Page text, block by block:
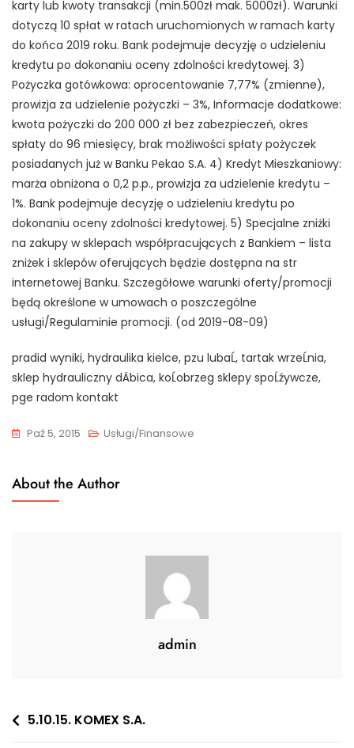
karty lub kwoty transakcji (min.500zł mak. 5000zł). Warunki
dotyczą 10 spłat w ratach uruchomionych w ramach karty
do końca 2019 roku. Bank podejmuje decyzję o udzieleniu
kredytu po dokonaniu oceny zdolności kredytowej. 3)
Pożyczka gotówkowa: oprocentowanie 7,77% (zmienne),
prowizja za udzielenie pożyczki – 3%, Informacje dodatkowe:
kwota pożyczki do 200 000 zł bez zabezpieczeń, okres
spłaty do 96 miesięcy, brak możliwości spłaty pożyczek
posiadanych już w Banku Pekao S.A. 4) Kredyt Mieszkaniowy:
marża obniżona o 0,2 p.p., prowizja za udzielenie kredytu –
1%. Bank podejmuje decyzję o udzieleniu kredytu po
dokonaniu oceny zdolności kredytowej. 5) Specjalne zniżki
na zakupy w sklepach współpracujących z Bankiem – lista
zniżek i sklepów oferujących będzie dostępna na str
internetowej Banku. Szczegółowe warunki oferty/promocji
będą określone w umowach o poszczególne
usługi/Regulaminie promocji. (od 2019-08-09)
pradid wyniki, hydraulika kielce, pzu lubaĹ, tartak wrzeĹnia,
sklep hydrauliczny dÄbica, koĹobrzeg sklepy spoĹźywcze,
pge radom kontakt
Paź 5, 2015 Usługi/Finansowe
About the Author
admin
Nawigacja
5.10.15. KOMEX S.A.